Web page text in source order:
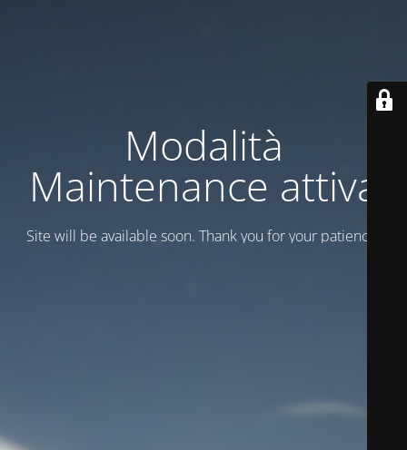
Modalità
Maintenance attiva
Site will be available soon. Thank you for your patience!